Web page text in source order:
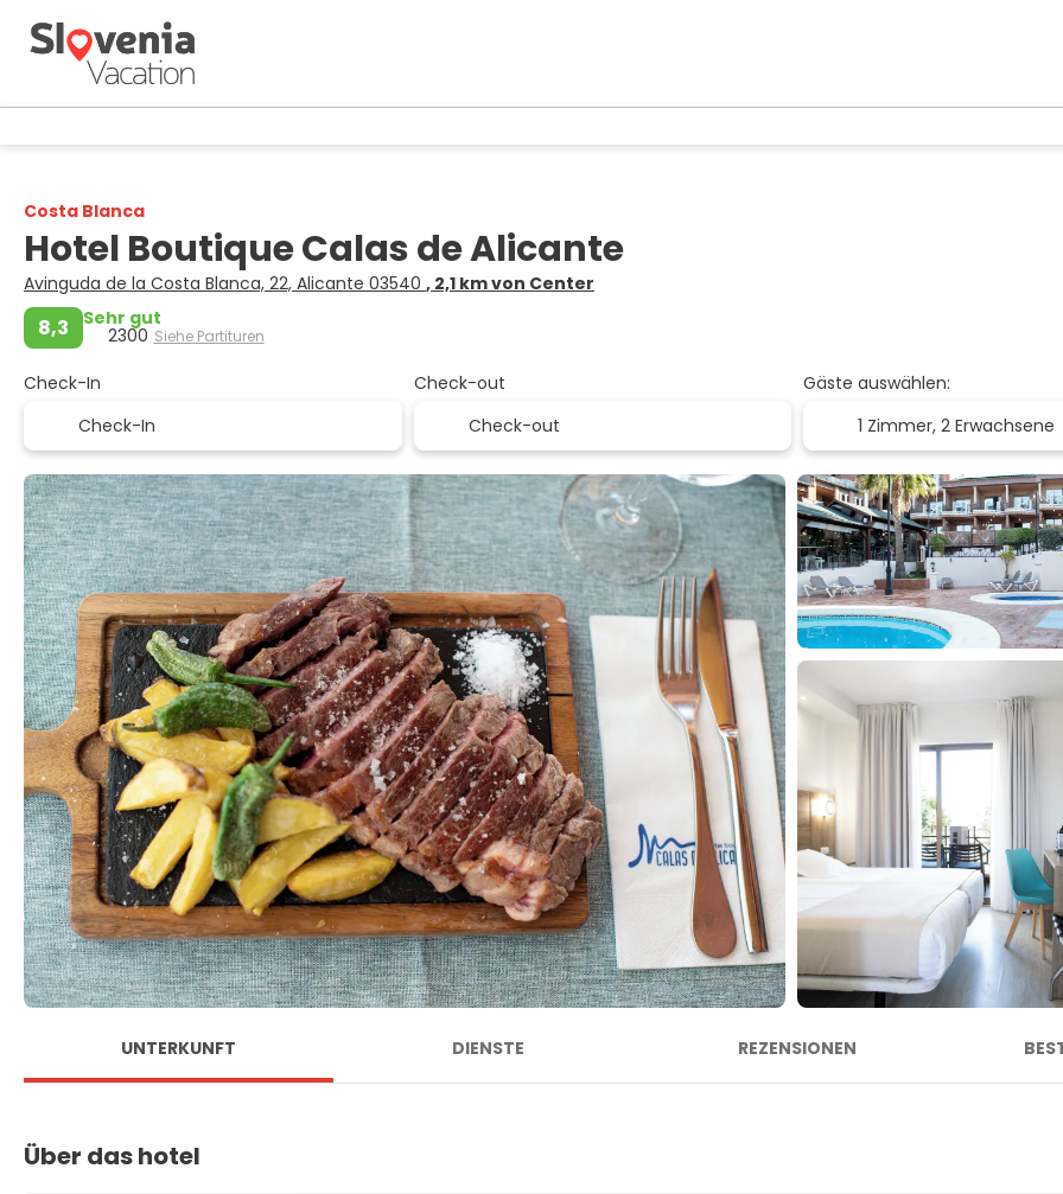
Costa Blanca
Hotel Boutique Calas de Alicante
Avinguda de la Costa Blanca, 22, Alicante 03540 , 2,1 km von Center
8,3 Sehr gut
2300 Siehe Partituren
Check-In
Check-out
Gäste auswählen:
1 Zimmer, 2 Erwachsene
UNTERKUNFT DIENSTE REZENSIONEN
Über das hotel